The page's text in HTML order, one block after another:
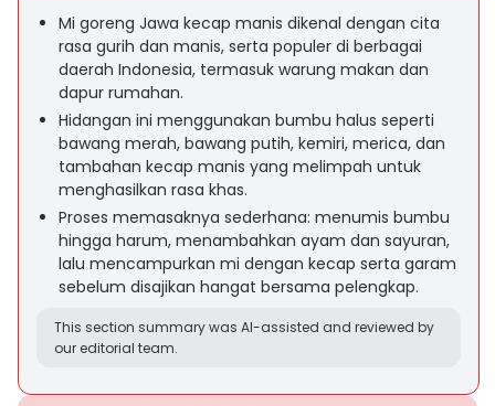
Mi goreng Jawa kecap manis dikenal dengan cita
rasa gurih dan manis, serta populer di berbagai
daerah Indonesia, termasuk warung makan dan
dapur rumahan.
Hidangan ini menggunakan bumbu halus seperti
bawang merah, bawang putih, kemiri, merica, dan
tambahan kecap manis yang melimpah untuk
menghasilkan rasa khas.
Proses memasaknya sederhana: menumis bumbu
hingga harum, menambahkan ayam dan sayuran,
lalu mencampurkan mi dengan kecap serta garam
sebelum disajikan hangat bersama pelengkap.
This section summary was AI-assisted and reviewed by
our editorial team.